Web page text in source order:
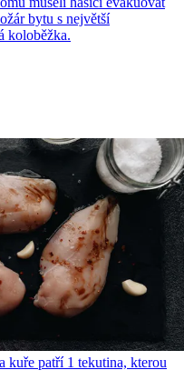
bytu s největší
koloběžka.
kuře patří 1 tekutina, kterou